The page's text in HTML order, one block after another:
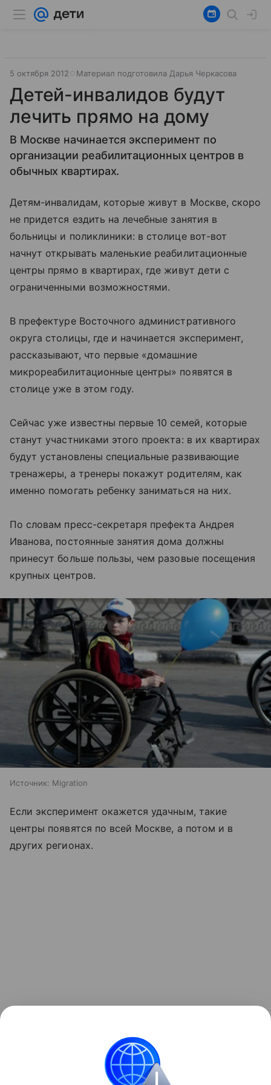
5 октября 2012 Материал подготовила Дарья Черкасова
Детей-инвалидов будут
лечить прямо на дому
В Москве начинается эксперимент по
организации реабилитационных центров в
обычных квартирах.
Детям-инвалидам, которые живут в Москве, скоро
не придется ездить на лечебные занятия в
больницы и поликлиники: в столице вот-вот
начнут открывать маленькие реабилитационные
центры прямо в квартирах, где живут дети с
ограниченными возможностями.
В префектуре Восточного административного
округа столицы, где и начинается эксперимент,
рассказывают, что первые «домашние
микрореабилитационные центры» появятся в
столице уже в этом году.
Сейчас уже известны первые 10 семей, которые
станут участниками этого проекта: в их квартирах
будут установлены специальные развивающие
тренажеры, а тренеры покажут родителям, как
именно помогать ребенку заниматься на них.
По словам пресс-секретаря префекта Андрея
Иванова, постоянные занятия дома должны
принесут больше пользы, чем разовые посещения
крупных центров.
Источник: Migration
Если эксперимент окажется удачным, такие
центры появятся по всей Москве, а потом и в
других регионах.